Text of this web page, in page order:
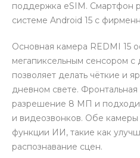
поддержка eSIM. Смартфон
системе Android 15 с
Основная камера REDMI 15
мегапиксельным сенсором с
позволяет делать чёткие и
дневном свете.
разрешение 8 МП и
и видеозвонков. Обе
функции ИИ, такие как
распознавание сцен.